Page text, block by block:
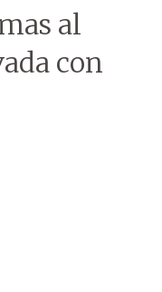
al
con